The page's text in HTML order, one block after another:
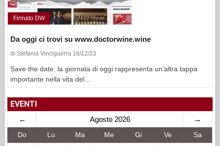
Firmato DW
Da oggi ci trovi su www.doctorwine.wine
di Stefania Vinciguerra 18/12/23
Save the date: la giornata di oggi rappresenta un’altra tappa
importante nella vita del...
EVENTI
← Agosto 2026 →
Do Lu Ma Me Gi Ve Sa